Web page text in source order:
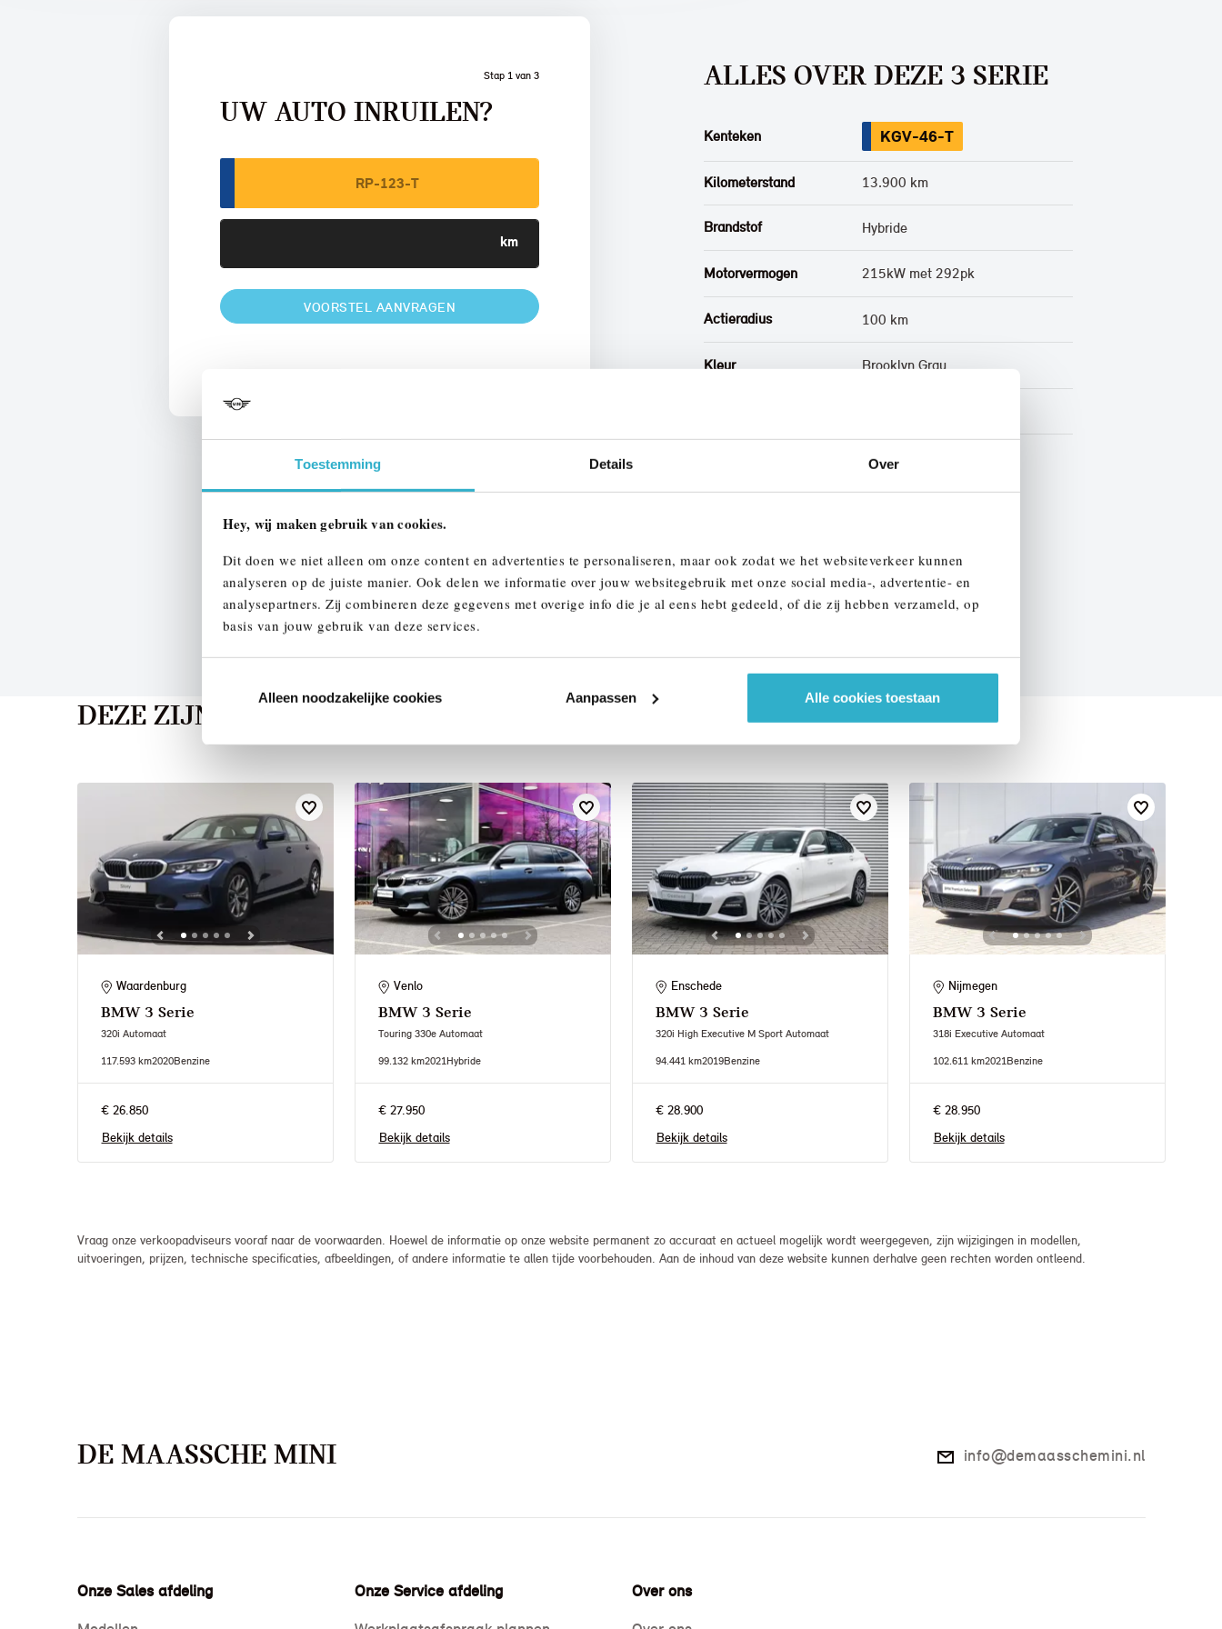
Toestemming Details Over
Hey, wij maken gebruik van cookies.
Dit doen we niet alleen om onze content en advertenties te personaliseren, maar ook zodat we het websiteverkeer kunnen
analyseren op de juiste manier. Ook delen we informatie over jouw websitegebruik met onze social media-, advertentie- en
analysepartners. Zij combineren deze gegevens met overige info die je al eens hebt gedeeld, of die zij hebben verzameld, op
basis van jouw gebruik van deze services.
Alleen noodzakelijke cookies Aanpassen Alle cookies toestaan
Stap 1 van 3
UW AUTO INRUILEN?
VOORSTEL AANVRAGEN
ALLES OVER DEZE 3 SERIE
Kenteken KGV-46-T
Kilometerstand 13.900 km
Brandstof Hybride
Motorvermogen 215kW met 292pk
Actieradius 100 km
Kleur Brooklyn Grau
BTW
DEZE ZIJN VERGELIJKBAAR
Waardenburg
BMW 3 Serie
320i Automaat
117.593 km2020Benzine
€ 26.850
Bekijk details
Venlo
BMW 3 Serie
Touring 330e Automaat
99.132 km2021Hybride
€ 27.950
Bekijk details
Enschede
BMW 3 Serie
320i High Executive M Sport Automaat
94.441 km2019Benzine
€ 28.900
Bekijk details
Nijmegen
BMW 3 Serie
318i Executive Automaat
102.611 km2021Benzine
€ 28.950
Bekijk details
Vraag onze verkoopadviseurs vooraf naar de voorwaarden. Hoewel de informatie op onze website permanent zo accuraat en actueel mogelijk wordt weergegeven, zijn wijzigingen in modellen,
uitvoeringen, prijzen, technische specificaties, afbeeldingen, of andere informatie te allen tijde voorbehouden. Aan de inhoud van deze website kunnen derhalve geen rechten worden ontleend.
DE MAASSCHE MINI info@demaasschemini.nl
Onze Sales afdeling Onze Service afdeling Over ons